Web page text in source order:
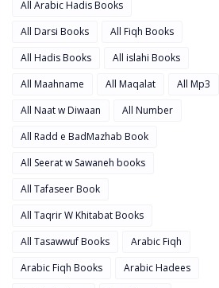
All Arabic Hadis Books
All Darsi Books
All Fiqh Books
All Hadis Books
All islahi Books
All Maahname
All Maqalat
All Mp3
All Naat w Diwaan
All Number
All Radd e BadMazhab Book
All Seerat w Sawaneh books
All Tafaseer Book
All Taqrir W Khitabat Books
All Tasawwuf Books
Arabic Fiqh
Arabic Fiqh Books
Arabic Hadees